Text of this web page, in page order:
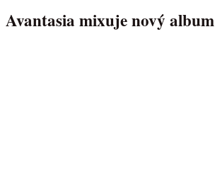
Avantasia mixuje nový album